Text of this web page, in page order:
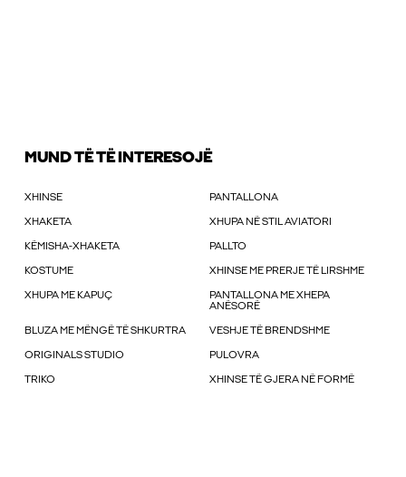
MUND TË TË INTERESOJË
XHINSE PANTALLONA
XHAKETA XHUPA NË STIL AVIATORI
KËMISHA-XHAKETA PALLTO
KOSTUME XHINSE ME PRERJE TË LIRSHME
XHUPA ME KAPUÇ
PANTALLONA ME XHEPA
ANËSORË
BLUZA ME MËNGË TË SHKURTRA VESHJE TË BRENDSHME
ORIGINALS STUDIO PULOVRA
TRIKO XHINSE TË GJERA NË FORMË